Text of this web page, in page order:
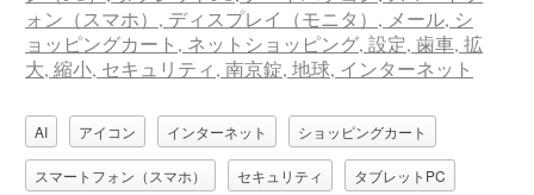
AI アイコン インターネット ショッピングカート
スマートフォン（スマホ） セキュリティ タブレットPC